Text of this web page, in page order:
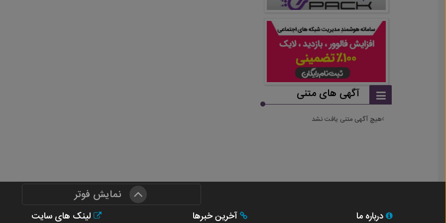
آگهی های متنی
هیچ آگهی متنی یافت نشد
نمایش فوتر
درباره ما آخرین خبرها لینک های سایت